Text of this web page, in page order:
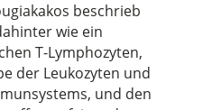
beschrieb
wie ein
T-Lymphozyten,
der Leukozyten und
und den